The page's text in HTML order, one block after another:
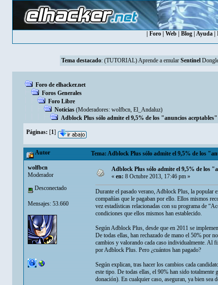
Foro Web Blog Ayuda
Tema destacado: (TUTORIAL) Aprende a emular Sentinel
Foro de elhacker.net
Foros Generales
Foro Libre
Noticias (Moderadores: wolfbcn, El_Andaluz)
Adblock Plus sólo admite el 9,5% de los "anuncios
Páginas: [1]
Autor Tema: Adblock Plus sólo admite el 9,5% de los
wolfbcn
Moderador
Desconectado
Mensajes: 53.660
Adblock Plus sólo admite el 9,5% de los
«en:8 Octubre 2013, 17:46 pm »
Durante el pasado verano, Adblock Plus, la popular
compañías que le pagaban por ello. Ellos mismos
vez estadísticas relacionadas con su programa de
condiciones que ellos mismos han establecido.
Según Adblock Plus, desde que en 2011 se
De todas ellas, han rechazado de mano el 50% por
cambios y valorando cada caso individualmente. Al
por Adblock Plus. Pero ¿cuántos han pagado?
Según explican, tras hacer los cambios cada
este tipo. De todas ellas, el 90% han sido
donación). En cualquier caso, aseguran, ya bien